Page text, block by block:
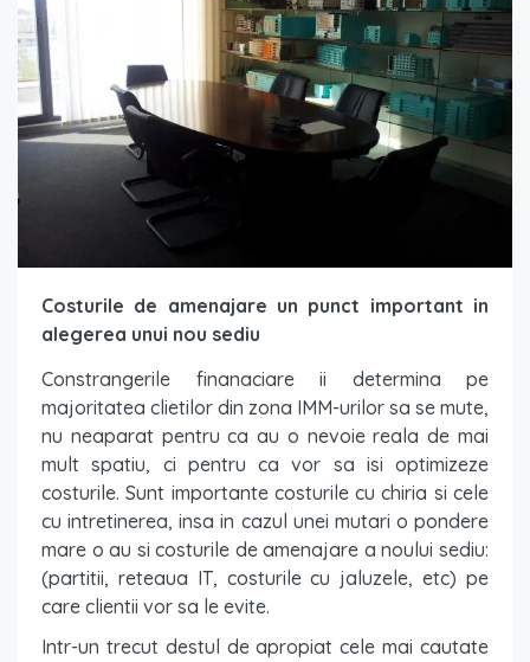
Costurile de amenajare un punct important in
alegerea unui nou sediu
Constrangerile finanaciare ii determina pe
majoritatea clietilor din zona IMM-urilor sa se mute,
nu neaparat pentru ca au o nevoie reala de mai
mult spatiu, ci pentru ca vor sa isi optimizeze
costurile. Sunt importante costurile cu chiria si cele
cu intretinerea, insa in cazul unei mutari o pondere
mare o au si costurile de amenajare a noului sediu:
(partitii, reteaua IT, costurile cu jaluzele, etc) pe
care clientii vor sa le evite.
Intr-un trecut destul de apropiat cele mai cautate